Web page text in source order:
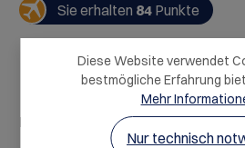
Sie erhalten 84 Punkte
Beschreibung
Diese Website verwendet
bestmögliche Erfahrung
Mehr
Nur technisch